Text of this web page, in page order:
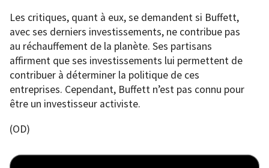
Les critiques, quant à eux, se demandent si Buffett,
avec ses derniers investissements, ne contribue pas
au réchauffement de la planète. Ses partisans
affirment que ses investissements lui permettent de
contribuer à déterminer la politique de ces
entreprises. Cependant, Buffett n’est pas connu pour
être un investisseur activiste.
(OD)